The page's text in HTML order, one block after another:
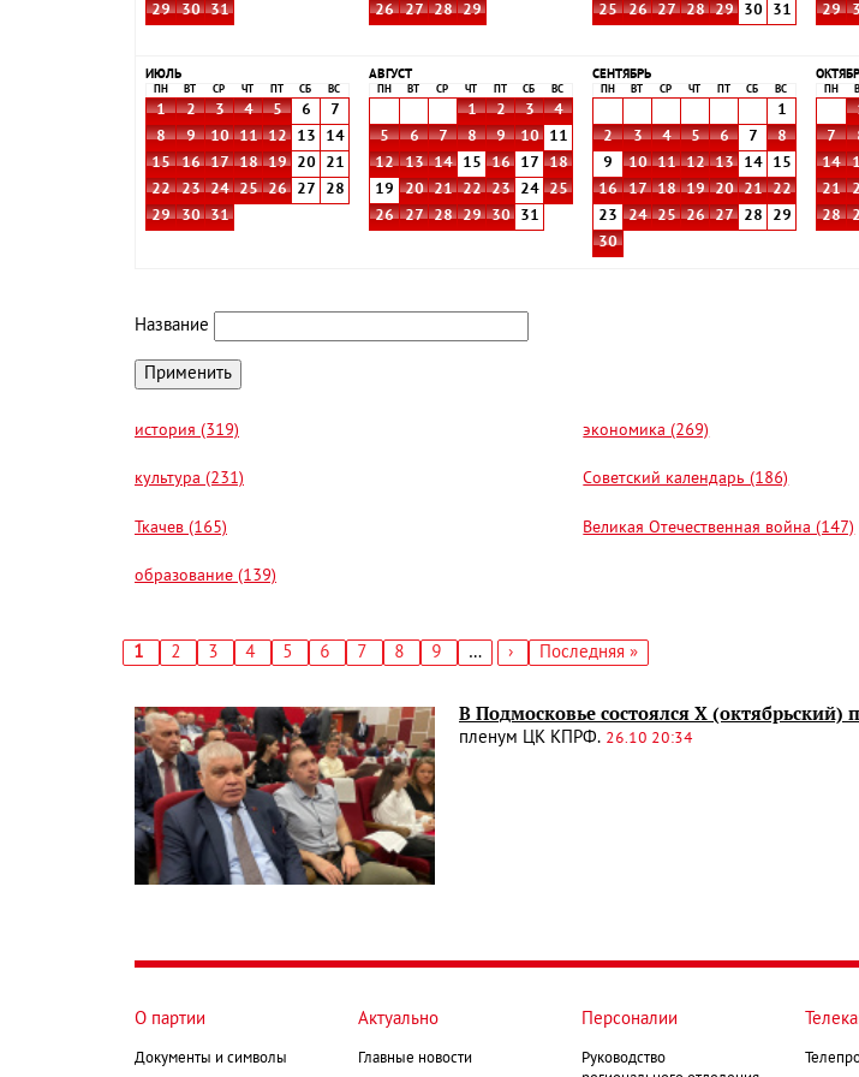
29
30 31
26
27 28 29
25
26 27 28 29 30 31
29
ИЮЛЬ
ПН ВТ СР ЧТ СБ ВС
1 2 3 4 5 6
7
8
9 10 11 12 13
14
15
16 17 18 19 20
21
22
23 24 25 26 27
28
29
30 31
АВГУСТ
ПН ВТ СР ЧТ СБ ВС
1 2 3
4
5
6 7 8 9 10
11
12
13 14 15 16 17
18
19
20 21 22 23 24
25
26
27 28 29 30 31
СЕНТЯБРЬ
ПН ВТ СР ЧТ СБ ВС
1
2
3 4 5 6 7
8
9
10 11 12 13 14
15
16
17 18 19 20 21
22
23
24 25 26 27 28
29
30
ПН
7
14
21
28
Название
история (319) экономика (269)
культура (231) Советский календарь (186)
Ткачев (165) Великая Отечественная война (147)
образование (139)
Текущая
1 Страница
2 Страница
3 Страница
4 Страница
5 Страница
6 Страница
7 Страница
8 Страница
9 …
Следующая
›
Последняя
Последняя »
В Подмосковье состоялся X
пленум ЦК КПРФ. 26.10 20:34
О партии
Документы и символы
Актуально
Главные новости
Персоналии
Руководство